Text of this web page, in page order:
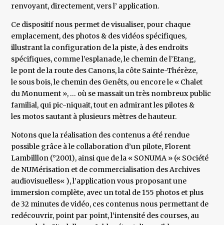
renvoyant, directement, vers l’ application.
Ce dispositif nous permet de visualiser, pour chaque
emplacement, des photos & des vidéos spécifiques,
illustrant la configuration de la piste, à des endroits
spécifiques, comme l’esplanade, le chemin de l’Etang,
le pont de la route des Canons, la côte Sainte-Thérèze,
le sous bois, le chemin des Genêts, ou encore le « Chalet
du Monument », … où se massait un très nombreux public
familial, qui pic-niquait, tout en admirant les pilotes &
les motos sautant à plusieurs mètres de hauteur.
Notons que la réalisation des contenus a été rendue
possible grâce à le collaboration d’un pilote, Florent
Lambilllon (°2001), ainsi que de la « SONUMA » (« SOciété
de NUMérisation et de commercialisation des Archives
audiovisuelles« ), l’application vous proposant une
immersion complète, avec un total de 155 photos et plus
de 32 minutes de vidéo, ces contenus nous permettant de
redécouvrir, point par point, l’intensité des courses, au